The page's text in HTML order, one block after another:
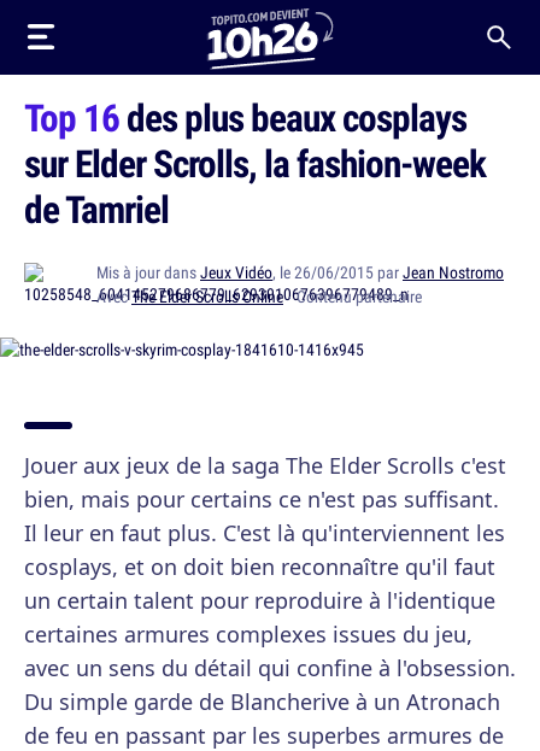
Top 16des plus beaux cosplays
sur Elder Scrolls, la fashion-week
de Tamriel
Mis à jour dansJeux Vidéo, le 26/06/2015 parJean Nostromo
AvecThe Elder Scrolls Online· Contenu partenaire
Jouer aux jeux de la saga The Elder Scrolls c'est
bien, mais pour certains ce n'est pas suffisant.
Il leur en faut plus. C'est là qu'interviennent les
cosplays, et on doit bien reconnaître qu'il faut
un certain talent pour reproduire à l'identique
certaines armures complexes issues du jeu,
avec un sens du détail qui confine à l'obsession.
Du simple garde de Blancherive à un Atronach
de feu en passant par les superbes armures de